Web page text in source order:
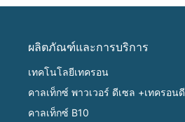
ผลิตภัณฑ์และการบริการ
เทคโนโลยีเทครอน
คาลเท็กซ์ พาวเวอร์ ดีเซล +เทครอนดี
คาลเท็กซ์ B10